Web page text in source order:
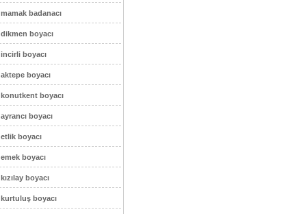
mamak badanacı
dikmen boyacı
incirli boyacı
aktepe boyacı
konutkent boyacı
ayrancı boyacı
etlik boyacı
emek boyacı
kızılay boyacı
kurtuluş boyacı